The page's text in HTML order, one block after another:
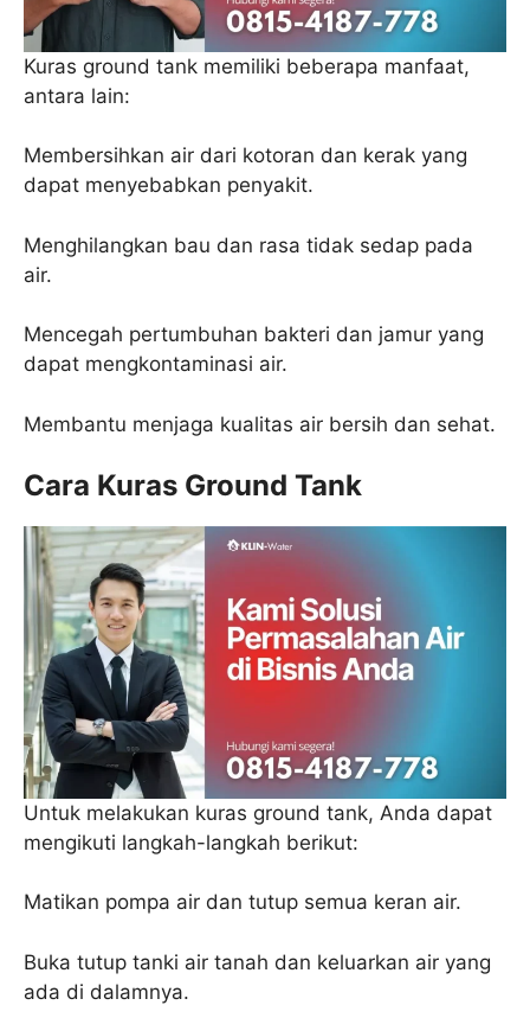
Kuras ground tank memiliki beberapa manfaat,
antara lain:
Membersihkan air dari kotoran dan kerak yang
dapat menyebabkan penyakit.
Menghilangkan bau dan rasa tidak sedap pada
air.
Mencegah pertumbuhan bakteri dan jamur yang
dapat mengkontaminasi air.
Membantu menjaga kualitas air bersih dan sehat.
Cara Kuras Ground Tank
Untuk melakukan kuras ground tank, Anda dapat
mengikuti langkah-langkah berikut:
Matikan pompa air dan tutup semua keran air.
Buka tutup tanki air tanah dan keluarkan air yang
ada di dalamnya.